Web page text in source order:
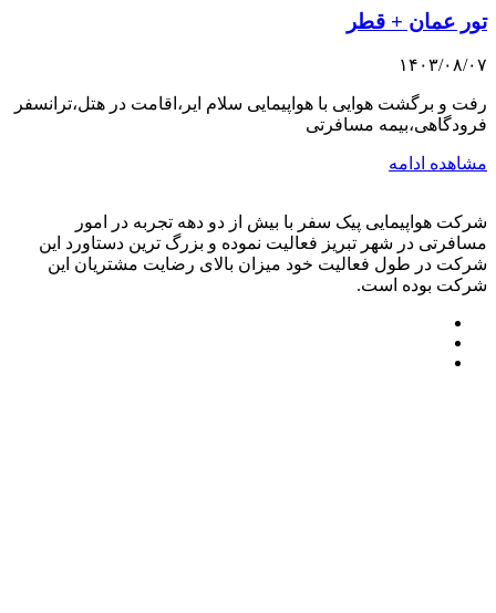
تور عمان + قطر
۱۴۰۳/۰۸/۰۷
رفت و برگشت هوایی با هواپیمایی سلام ایر،اقامت در هتل،ترانسفر
فرودگاهی،بیمه مسافرتی
مشاهده ادامه
شرکت هواپیمایی پیک سفر با بیش از دو دهه تجربه در امور
مسافرتی در شهر تبریز فعالیت نموده و بزرگ ترین دستاورد این
شرکت در طول فعالیت خود میزان بالای رضایت مشتریان این
شرکت بوده است.